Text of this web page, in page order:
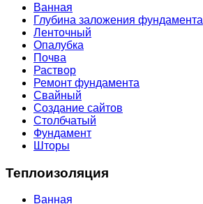
Ванная
Глубина заложения фундамента
Ленточный
Опалубка
Почва
Раствор
Ремонт фундамента
Свайный
Создание сайтов
Столбчатый
Фундамент
Шторы
Теплоизоляция
Ванная